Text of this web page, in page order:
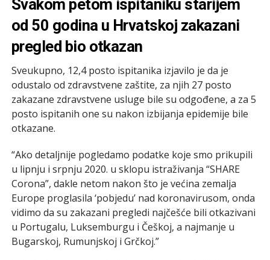
Svakom petom ispitaniku starijem
od 50 godina u Hrvatskoj zakazani
pregled bio otkazan
Sveukupno, 12,4 posto ispitanika izjavilo je da je
odustalo od zdravstvene zaštite, za njih 27 posto
zakazane zdravstvene usluge bile su odgođene, a za 5
posto ispitanih one su nakon izbijanja epidemije bile
otkazane.
“Ako detaljnije pogledamo podatke koje smo prikupili
u lipnju i srpnju 2020. u sklopu istraživanja “SHARE
Corona”, dakle netom nakon što je većina zemalja
Europe proglasila ‘pobjedu’ nad koronavirusom, onda
vidimo da su zakazani pregledi najčešće bili otkazivani
u Portugalu, Luksemburgu i Češkoj, a najmanje u
Bugarskoj, Rumunjskoj i Grčkoj.”